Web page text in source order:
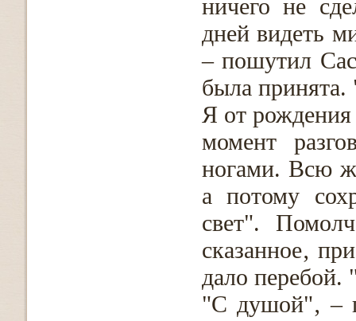
ничего не
дней видеть
– пошутил
была принята.
Я от
момент
ногами. Всю
а потому
свет".
сказанное‚
дало
"С душой"‚ –